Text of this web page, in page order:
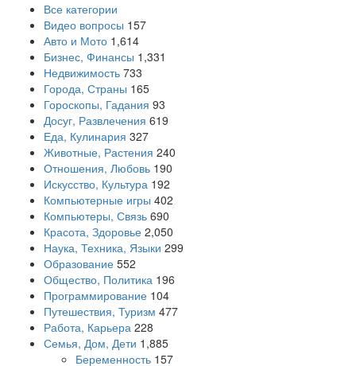
Все категории
Видео вопросы 157
Авто и Мото 1,614
Бизнес, Финансы 1,331
Недвижимость 733
Города, Страны 165
Гороскопы, Гадания 93
Досуг, Развлечения 619
Еда, Кулинария 327
Животные, Растения 240
Отношения, Любовь 190
Искусство, Культура 192
Компьютерные игры 402
Компьютеры, Связь 690
Красота, Здоровье 2,050
Наука, Техника, Языки 299
Образование 552
Общество, Политика 196
Программирование 104
Путешествия, Туризм 477
Работа, Карьера 228
Семья, Дом, Дети 1,885
Беременность 157